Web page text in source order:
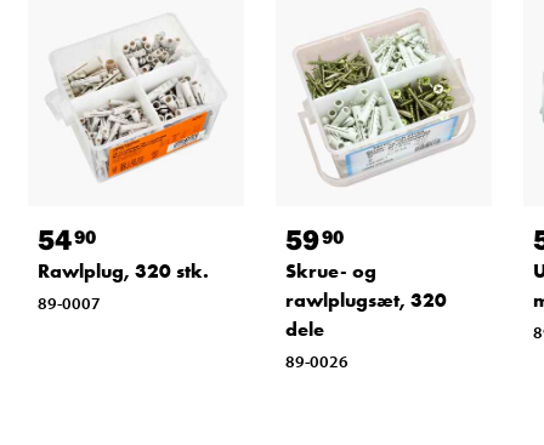
5490
Rawlplug, 320 stk.
89-0007
5990
Skrue- og
rawlplugsæt, 320
dele
89-0026